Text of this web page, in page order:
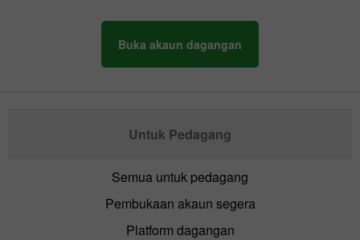
Buka akaun dagangan
Untuk Pedagang
Semua untuk pedagang
Pembukaan akaun segera
Platform dagangan